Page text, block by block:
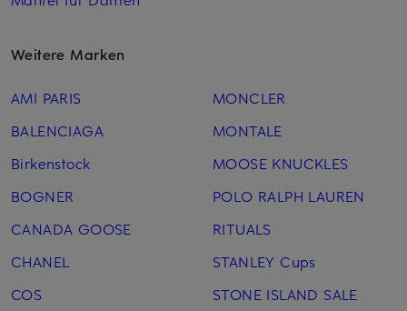
Weitere Marken
AMI PARIS
BALENCIAGA
Birkenstock
BOGNER
CANADA GOOSE
CHANEL
COS
MONCLER
MONTALE
MOOSE KNUCKLES
POLO RALPH LAUREN
RITUALS
STANLEY Cups
STONE ISLAND SALE